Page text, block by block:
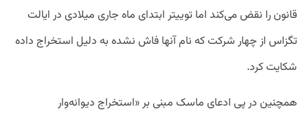
قانون را نقض می‌کند اما توییتر ابتدای ماه جاری میلادی در ایالت
تگزاس از چهار شرکت که نام آنها فاش نشده به دلیل استخراج داده
شکایت کرد.
همچنین در پی ادعای ماسک مبنی بر «استخراج دیوانه‌‌وار